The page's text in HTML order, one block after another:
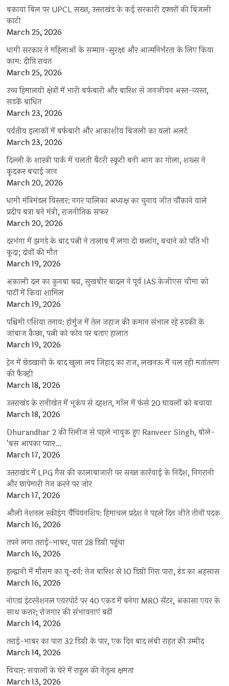
बकाया बिल पर UPCL सख्त, उत्तराखंड के कई सरकारी दफ्तरों की बिजली
काटी
March 25, 2026
धामी सरकार ने महिलाओं के सम्मान-सुरक्षा और आत्मनिर्भरता के लिए किया
काम: दीप्ति रावत
March 25, 2026
उच्च हिमालयी क्षेत्रों में भारी बर्फबारी और बारिश से जनजीवन अस्त-व्यस्त,
सड़कें बाधित
March 23, 2026
पर्वतीय इलाकों में बर्फबारी और आकाशीय बिजली का यलो अलर्ट
March 23, 2026
दिल्ली के शास्त्री पार्क में चलती बैटरी स्कूटी बनी आग का गोला, शख्स ने
कूदकर बचाई जान
March 20, 2026
धामी मंत्रिमंडल विस्तार: नगर पालिका अध्यक्ष का चुनाव जीत चौंकाने वाले
प्रदीप बत्रा बने मंत्री, राजनीतिक सफर
March 20, 2026
दरभंगा में झगड़े के बाद पत्नी ने तालाब में लगा दी छलांग, बचाने को पति भी
कूदा; दोनों की मौत
March 19, 2026
अकाली दल का कुनबा बढ़ा, सुखबीर बादल ने पूर्व IAS केजीएस चीमा को
पार्टी में किया शामिल
March 19, 2026
पश्चिमी एशिया तनाव: होर्मुज में तेल जहाज की कमान संभाल रहे रुड़की के
जांबाज कैप्टन, पत्नी को फोन पर बताए हालात
March 19, 2026
ट्रेन में छेड़खानी के बाद खुला लव जिहाद का राज, लखनऊ में चल रही मतांतरण
की फैक्ट्री
March 18, 2026
उत्तराखंड के रानीखेत में भूकंप से दहशत, मॉल में फंसे 20 घायलों को बचाया
March 18, 2026
Dhurandhar 2 की रिलीज से पहले भावुक हुए Ranveer Singh, बोले-
‘बस आपका प्यार…
March 17, 2026
उत्तराखंड में LPG गैस की कालाबाजारी पर सख्त कार्रवाई के निर्देश, निगरानी
और छापेमारी तेज करने पर जोर
March 17, 2026
औली नेशनल स्कीइंग चैंपियनशिप: हिमाचल प्रदेश ने पहले दिन जीते तीनों पदक
March 16, 2026
तपने लगा तराई-भाबर, पारा 28 डिग्री पहुंचा
March 16, 2026
हल्द्वानी में मौसम का यू-टर्न: तेज बारिश से 10 डिग्री गिरा पारा, ठंड का अहसास
March 16, 2026
नोएडा इंटरनेशनल एयरपोर्ट पर 40 एकड़ में बनेगा MRO सेंटर, अकासा एयर के
साथ करार; रोजगार की संभावनाएं बढ़ीं
March 14, 2026
तराई-भाबर का पारा 32 डिग्री के पार, एक दिन बाद लंबी राहत की उम्मीद
March 14, 2026
विचार: सवालों के घेरे में राहुल की नेतृत्व क्षमता
March 13, 2026